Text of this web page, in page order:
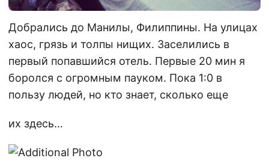
Добрались до Манилы, Филиппины. На улицах
хаос, грязь и толпы нищих. Заселились в
первый попавшийся отель. Первые 20 мин я
боролся с огромным пауком. Пока 1:0 в
пользу людей, но кто знает, сколько еще
их здесь…